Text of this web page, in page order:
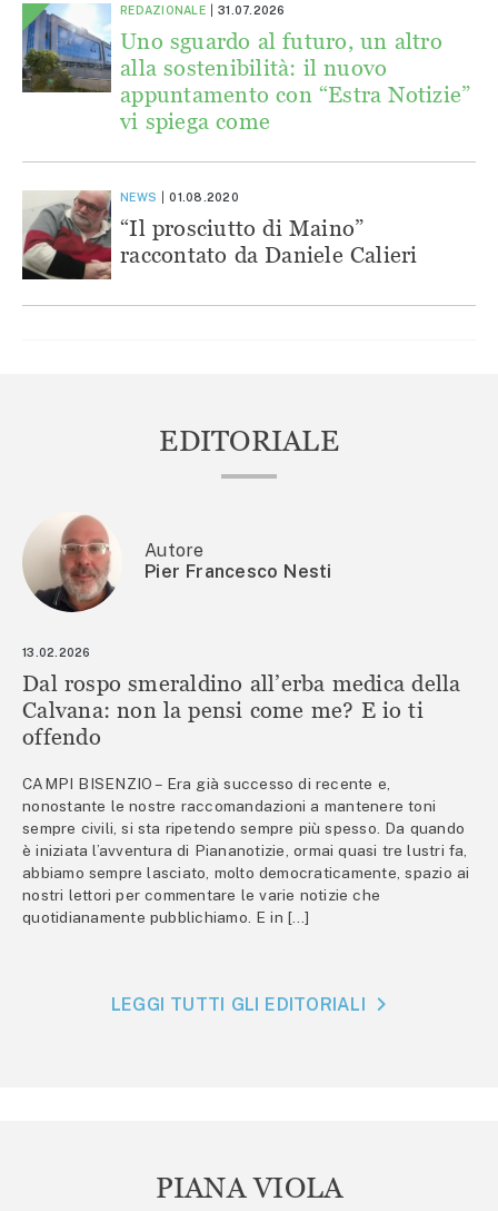
REDAZIONALE 31.07.2026
Uno sguardo al futuro, un altro
alla sostenibilità: il nuovo
appuntamento con “Estra Notizie”
vi spiega come
NEWS 01.08.2020
“Il prosciutto di Maino”
raccontato da Daniele Calieri
EDITORIALE
Autore
Pier Francesco Nesti
13.02.2026
Dal rospo smeraldino all’erba medica della
Calvana: non la pensi come me? E io ti
offendo
CAMPI BISENZIO – Era già successo di recente e,
nonostante le nostre raccomandazioni a mantenere toni
sempre civili, si sta ripetendo sempre più spesso. Da quando
è iniziata l’avventura di Piananotizie, ormai quasi tre lustri fa,
abbiamo sempre lasciato, molto democraticamente, spazio ai
nostri lettori per commentare le varie notizie che
quotidianamente pubblichiamo. E in […]
LEGGI TUTTI GLI EDITORIALI
PIANA VIOLA